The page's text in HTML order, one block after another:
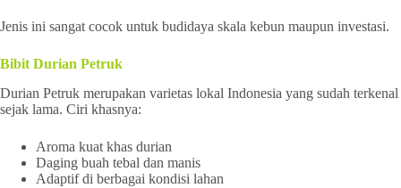
Jenis ini sangat cocok untuk budidaya skala kebun maupun investasi.
Bibit Durian Petruk
Durian Petruk merupakan varietas lokal Indonesia yang sudah terkenal
sejak lama. Ciri khasnya:
Aroma kuat khas durian
Daging buah tebal dan manis
Adaptif di berbagai kondisi lahan